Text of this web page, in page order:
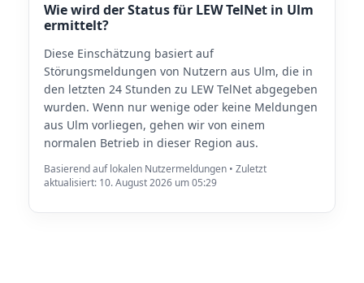
Wie wird der Status für LEW TelNet in Ulm
ermittelt?
Diese Einschätzung basiert auf
Störungsmeldungen von Nutzern aus Ulm, die in
den letzten 24 Stunden zu LEW TelNet abgegeben
wurden. Wenn nur wenige oder keine Meldungen
aus Ulm vorliegen, gehen wir von einem
normalen Betrieb in dieser Region aus.
Basierend auf lokalen Nutzermeldungen • Zuletzt
aktualisiert: 10. August 2026 um 05:29